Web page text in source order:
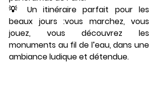
💡 Un itinéraire parfait pour les
beaux jours :vous marchez, vous
jouez, vous découvrez les
monuments au fil de l’eau, dans une
ambiance ludique et détendue.